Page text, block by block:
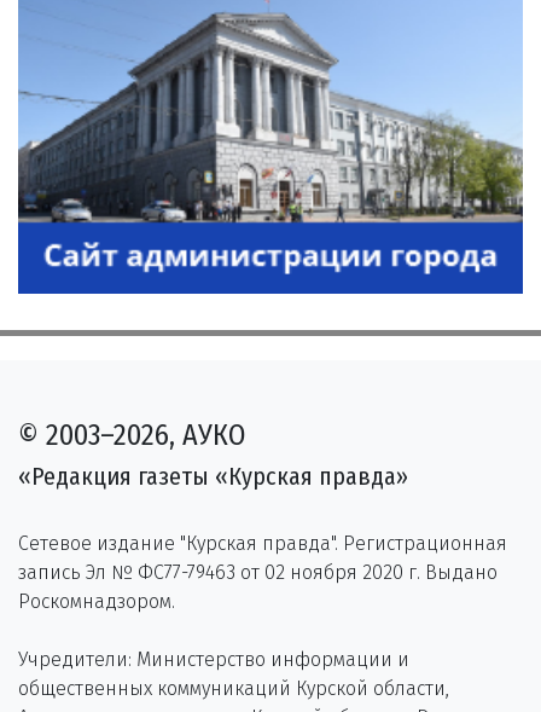
© 2003–2026, АУКО
«Редакция газеты «Курская правда»
Сетевое издание "Курская правда". Регистрационная
запись Эл № ФС77-79463 от 02 ноября 2020 г. Выдано
Роскомнадзором.
Учредители: Министерство информации и
общественных коммуникаций Курской области,